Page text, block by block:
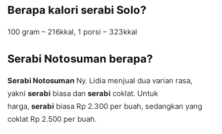
Berapa kalori serabi Solo?
100 gram – 216kkal, 1 porsi – 323kkal
Serabi Notosuman berapa?
Serabi Notosuman Ny. Lidia menjual dua varian rasa,
yakni serabi biasa dan serabi coklat. Untuk
harga, serabi biasa Rp 2.300 per buah, sedangkan yang
coklat Rp 2.500 per buah.